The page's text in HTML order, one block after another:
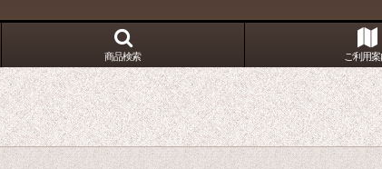
商品検索 ご利用